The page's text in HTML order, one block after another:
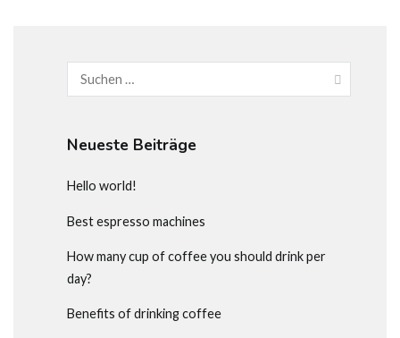
Suchen
nach:
Neueste Beiträge
Hello world!
Best espresso machines
How many cup of coffee you should drink per
day?
Benefits of drinking coffee